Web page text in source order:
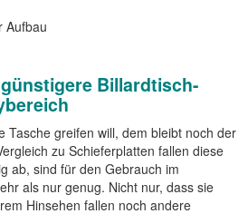
Aufbau
Billardtisch-
Tasche greifen will, dem bleibt noch der
zu Schieferplatten fallen diese
ab, sind für den Gebrauch im
als nur genug. Nicht nur, dass sie
Hinsehen fallen noch andere